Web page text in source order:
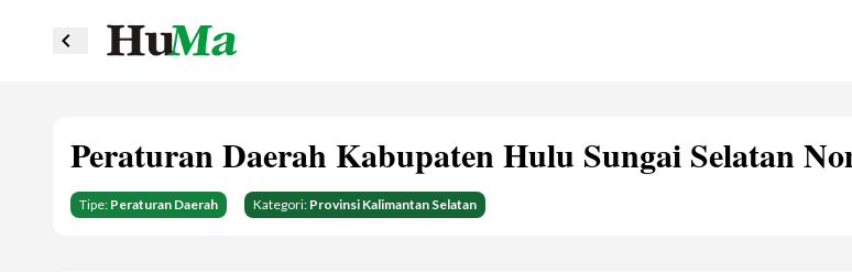
navigate_before
Peraturan Daerah Kabupaten Hulu Sungai Selatan
Tipe: Peraturan Daerah Kategori: Provinsi Kalimantan Selatan